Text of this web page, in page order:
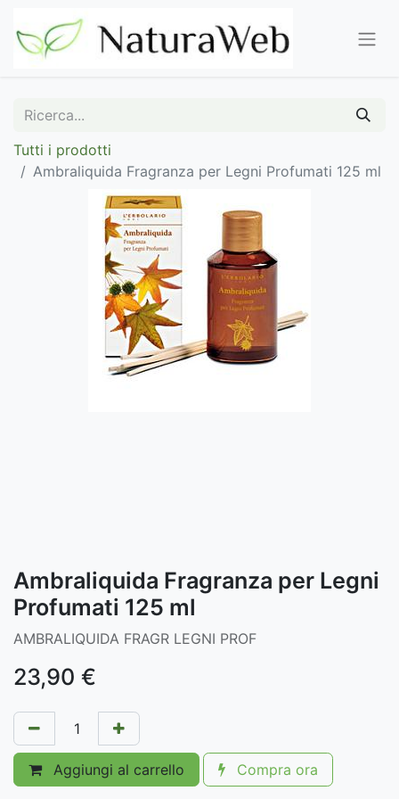
Tutti i prodotti
Ambraliquida Fragranza per Legni Profumati 125 ml
Ambraliquida Fragranza per Legni
Profumati 125 ml
AMBRALIQUIDA FRAGR LEGNI PROF
23,90 €
Aggiungi al carrello Compra ora